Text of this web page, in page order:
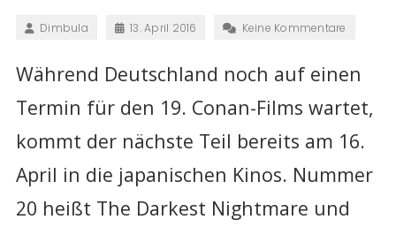
Dimbula 13. April 2016 Keine Kommentare
Während Deutschland noch auf einen
Termin für den 19. Conan-Films wartet,
kommt der nächste Teil bereits am 16.
April in die japanischen Kinos. Nummer
20 heißt The Darkest Nightmare und